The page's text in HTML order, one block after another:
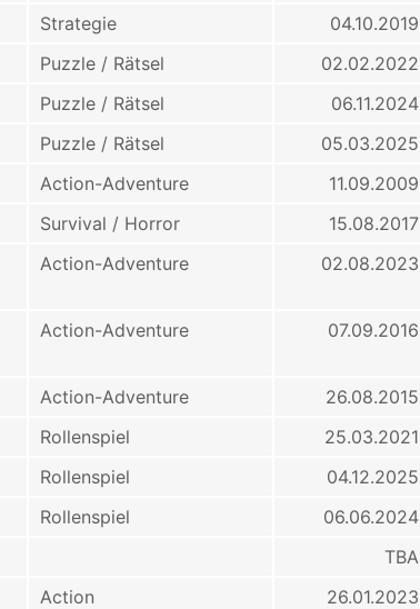
Strategie
04.10.2019
Puzzle / Rätsel
02.02.2022
Puzzle / Rätsel
06.11.2024
Puzzle / Rätsel
05.03.2025
Action-Adventure
11.09.2009
Survival / Horror
15.08.2017
Action-Adventure 02.08.2023
Action-Adventure 07.09.2016
Action-Adventure
26.08.2015
Rollenspiel
25.03.2021
Rollenspiel
04.12.2025
Rollenspiel
06.06.2024
TBA
Action
26.01.2023